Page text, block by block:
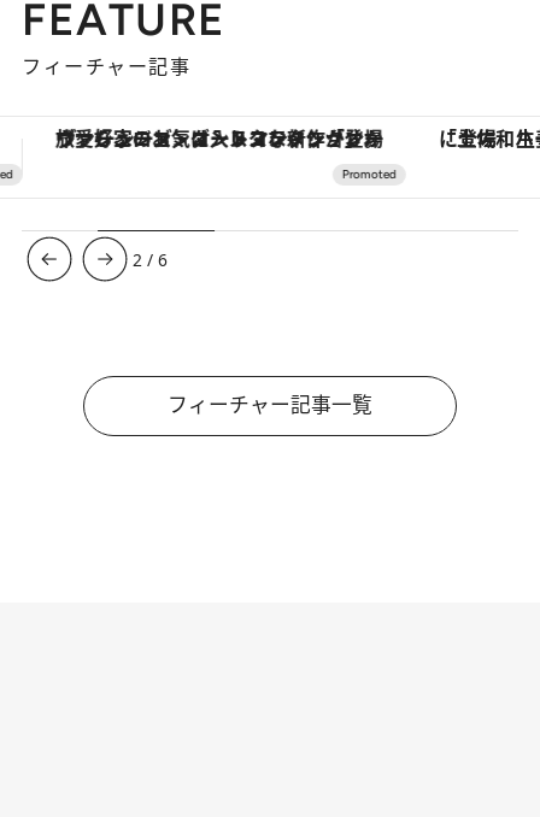
FEATURE
フィーチャー記事
「土佐和ハーブかき氷」がOMO7高知に登場！生姜、山椒、大葉など目にも舌にも涼を呼ぶ郷土の味
3 /6
フィーチャー記事一覧